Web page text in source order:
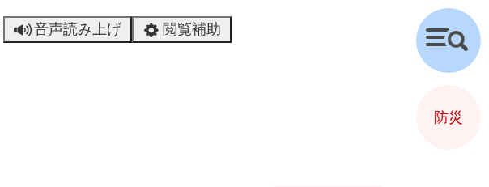
音声読み上げ 閲覧補助
検
索
防災